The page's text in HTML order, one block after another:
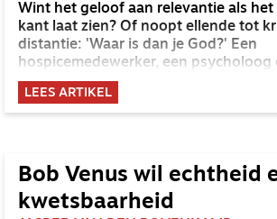
Wint het geloof aan relevantie als het
kant laat zien? Of noopt ellende tot
distantie: 'Waar is dan je God?' Een
hospicemedewerker, een psycholoog
predikant vertellen hoe het geloof
waarin ze werken laat gelden. Maar
vraagtekens blijven staan.
LEES ARTIKEL
Bob Venus wil echtheid
kwetsbaarheid